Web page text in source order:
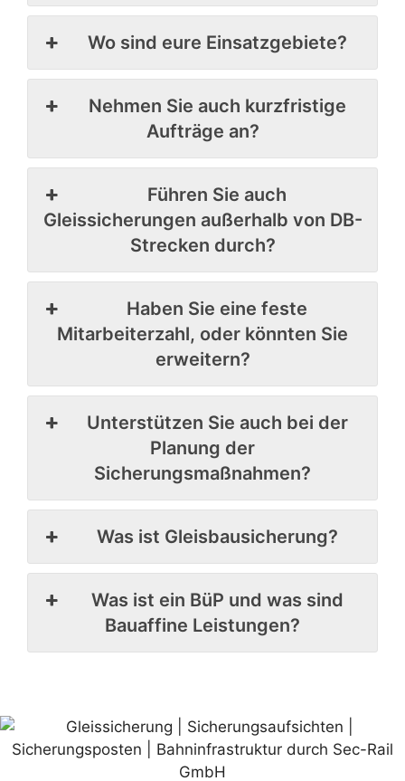
Wo sind eure Einsatzgebiete?
Nehmen Sie auch kurzfristige
Aufträge an?
Führen Sie auch
Gleissicherungen außerhalb von DB-
Strecken durch?
Haben Sie eine feste
Mitarbeiterzahl, oder könnten Sie
erweitern?
Unterstützen Sie auch bei der
Planung der
Sicherungsmaßnahmen?
Was ist Gleisbausicherung?
Was ist ein BüP und was sind
Bauaffine Leistungen?